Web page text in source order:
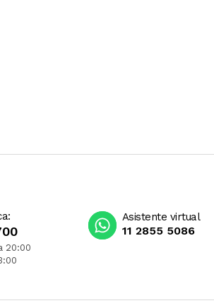
20:00
Asistente virtual
11 2855 5086